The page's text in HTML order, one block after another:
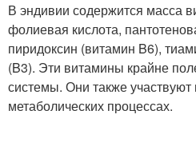
В эндивии содержится масса
фолиевая кислота,
пиридоксин (витамин B6),
(B3). Эти витамины крайне
системы. Они также
метаболических процессах.